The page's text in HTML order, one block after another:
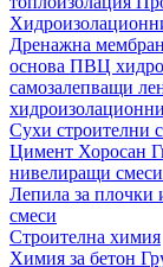
Дренажна
основа ПВЦ
самозалепващи
Сухи строителни
Цимент Хоросан
нивелиращи смеси
Лепила за плочки
смеси
Строителна химия
Химия за бетон